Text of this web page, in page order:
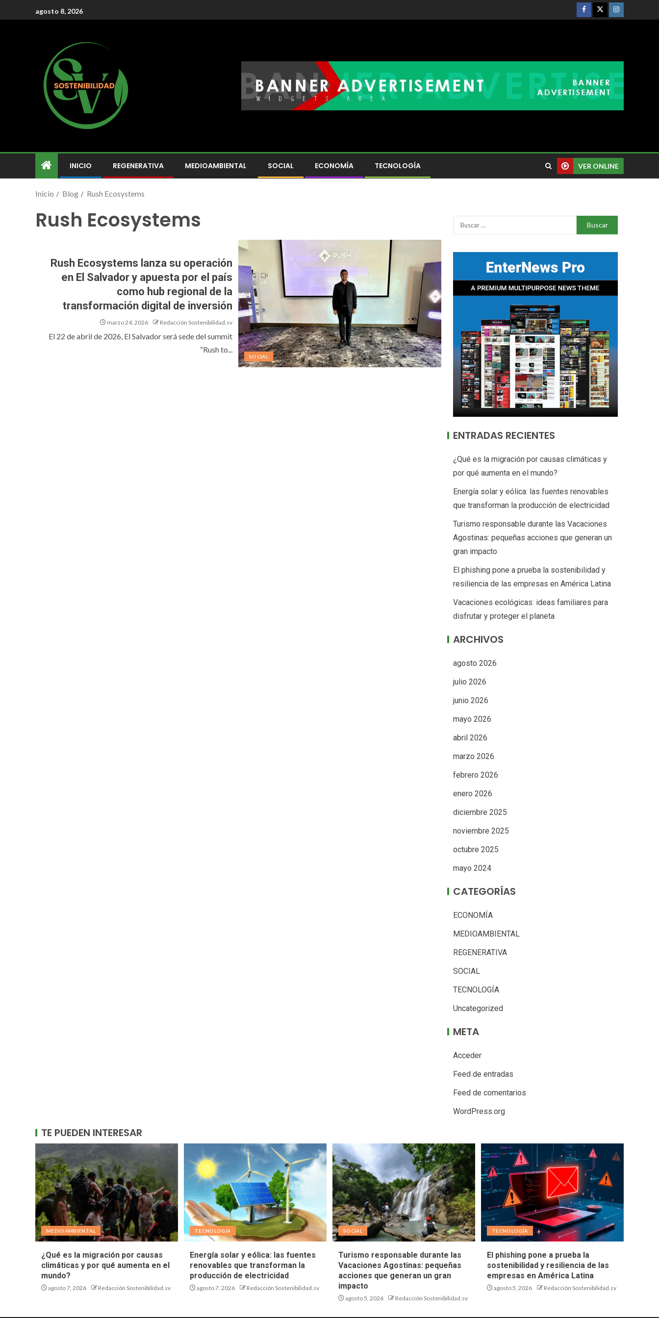
agosto 8, 2026
INICIO REGENERATIVA MEDIOAMBIENTAL SOCIAL ECONOMÍA TECNOLOGÍA VER ONLINE
Inicio Blog Rush Ecosystems
Rush Ecosystems
SOCIAL
Rush Ecosystems lanza su operación
en El Salvador y apuesta por el país
como hub regional de la
transformación digital de inversión
marzo 24, 2026 Redacción Sostenibilidad.sv
El 22 de abril de 2026, El Salvador será sede del summit
“Rush to...
ENTRADAS RECIENTES
¿Qué es la migración por causas climáticas y
por qué aumenta en el mundo?
Energía solar y eólica: las fuentes renovables
que transforman la producción de electricidad
Turismo responsable durante las Vacaciones
Agostinas: pequeñas acciones que generan un
gran impacto
El phishing pone a prueba la sostenibilidad y
resiliencia de las empresas en América Latina
Vacaciones ecológicas: ideas familiares para
disfrutar y proteger el planeta
ARCHIVOS
agosto 2026
julio 2026
junio 2026
mayo 2026
abril 2026
marzo 2026
febrero 2026
enero 2026
diciembre 2025
noviembre 2025
octubre 2025
mayo 2024
CATEGORÍAS
ECONOMÍA
MEDIOAMBIENTAL
REGENERATIVA
SOCIAL
TECNOLOGÍA
Uncategorized
META
Acceder
Feed de entradas
Feed de comentarios
WordPress.org
TE PUEDEN INTERESAR
MEDIOAMBIENTAL
¿Qué es la migración por causas
climáticas y por qué aumenta en el
mundo?
agosto 7, 2026 Redacción Sostenibilidad.sv
TECNOLOGÍA
Energía solar y eólica: las fuentes
renovables que transforman la
producción de electricidad
agosto 7, 2026 Redacción Sostenibilidad.sv
SOCIAL
Turismo responsable durante las
Vacaciones Agostinas: pequeñas
acciones que generan un gran
impacto
agosto 5, 2026 Redacción Sostenibilidad.sv
TECNOLOGÍA
El phishing pone a prueba la
sostenibilidad y resiliencia de las
empresas en América Latina
agosto 5, 2026 Redacción Sostenibilidad.sv